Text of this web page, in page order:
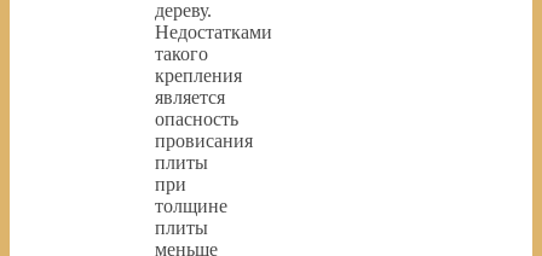
дереву.
Недостатками
такого
крепления
является
опасность
провисания
плиты
при
толщине
плиты
меньше